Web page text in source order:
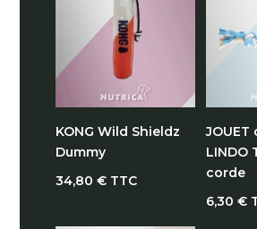
KONG Wild Shieldz
Dummy
34,80€ TTC
JOUET
LINDO
corde
6,30€